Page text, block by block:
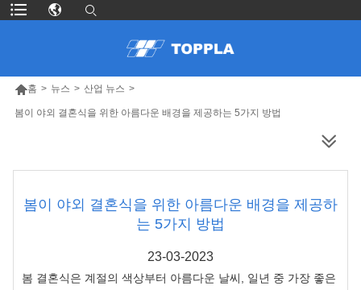
홈 > 뉴스 > 산업 뉴스 >
봄이 야외 결혼식을 위한 아름다운 배경을 제공하는 5가지 방법
봄이 야외 결혼식을 위한 아름다운 배경을 제공하
는 5가지 방법
23-03-2023
봄 결혼식은 계절의 색상부터 아름다운 날씨, 일년 중 가장 좋은